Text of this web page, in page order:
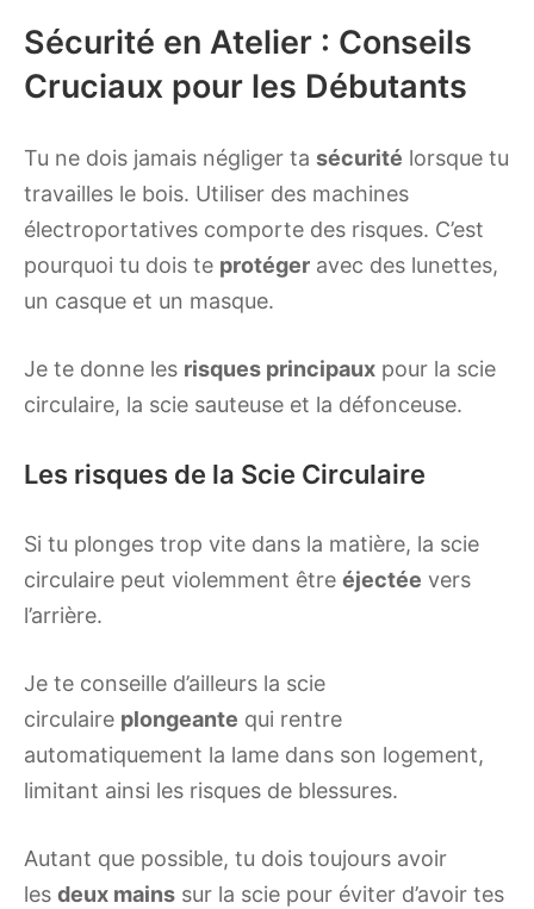
Sécurité en Atelier : Conseils
Cruciaux pour les Débutants
Tu ne dois jamais négliger ta sécurité lorsque tu
travailles le bois. Utiliser des machines
électroportatives comporte des risques. C’est
pourquoi tu dois te protéger avec des lunettes,
un casque et un masque.
Je te donne les risques principaux pour la scie
circulaire, la scie sauteuse et la défonceuse.
Les risques de la Scie Circulaire
Si tu plonges trop vite dans la matière, la scie
circulaire peut violemment être éjectée vers
l’arrière.
Je te conseille d’ailleurs la scie
circulaire plongeante qui rentre
automatiquement la lame dans son logement,
limitant ainsi les risques de blessures.
Autant que possible, tu dois toujours avoir
les deux mains sur la scie pour éviter d’avoir tes